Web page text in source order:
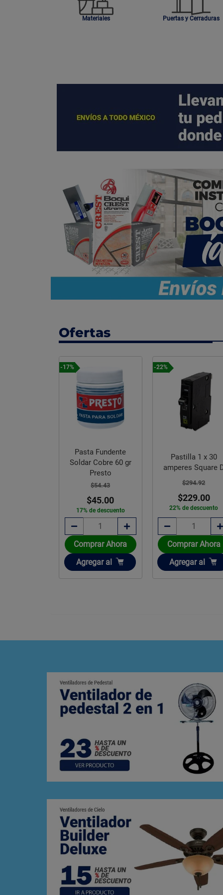
Materiales Puertas y Cerraduras
Ofertas
-22%
Pastilla 1 x 30
amperes Square D
$294.92
$229.00
22% de descuento
Comprar Ahora
Añadir
Agregar al
-22%
Pasta Fundente
Soldar Cobre 100 gr
Presto
$70.36
$55.00
22% de descuento
Comprar Ahora
Añadir
Agregar al